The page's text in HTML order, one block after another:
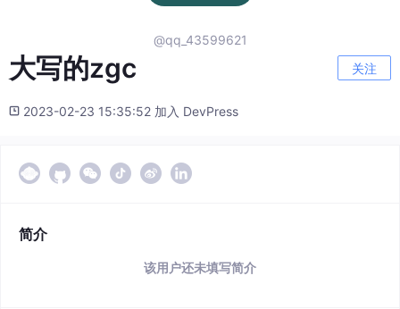
@qq_43599621
大写的zgc 关注
2023-02-23 15:35:52 加入 DevPress
简介
该用户还未填写简介